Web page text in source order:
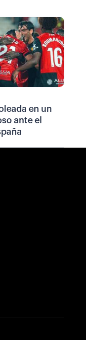
en un
ante el